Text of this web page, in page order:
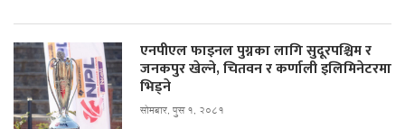
एनपीएल फाइनल पुग्नका लागि सुदूरपश्चिम र
जनकपुर खेल्ने, चितवन र कर्णाली इलिमिनेटरमा
भिड्ने
सोमबार, पुस १, २०८१